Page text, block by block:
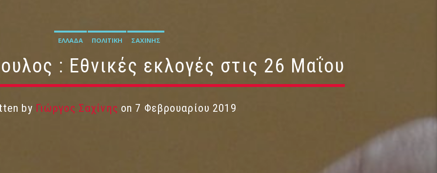
ΕΛΛΆΔΑ ΠΟΛΙΤΙΚΉ ΣΑΧΊΝΗΣ
: Εθνικές εκλογές στις 26 Μαΐου
by Γιώργος Σαχίνης on 7 Φεβρουαρίου 2019